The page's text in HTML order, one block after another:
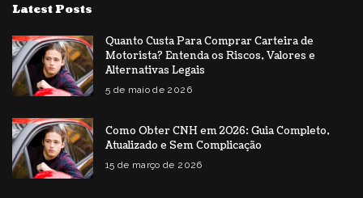
Latest Posts
Quanto Custa Para Comprar Carteira de
Motorista? Entenda os Riscos, Valores e
Alternativas Legais
5 de maio de 2026
Como Obter CNH em 2026: Guia Completo,
Atualizado e Sem Complicação
15 de março de 2026